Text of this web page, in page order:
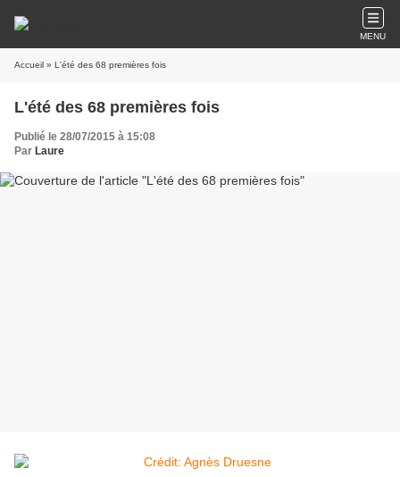
MENU
Accueil » L'été des 68 premières fois
L'été des 68 premières fois
Publié le 28/07/2015 à 15:08
Par Laure